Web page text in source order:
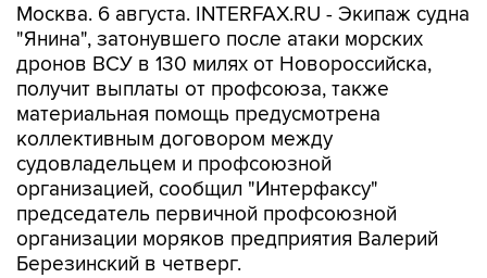
Москва. 6 августа. INTERFAX.RU - Экипаж судна
"Янина", затонувшего после атаки морских
дронов ВСУ в 130 милях от Новороссийска,
получит выплаты от профсоюза, также
материальная помощь предусмотрена
коллективным договором между
судовладельцем и профсоюзной
организацией, сообщил "Интерфаксу"
председатель первичной профсоюзной
организации моряков предприятия Валерий
Березинский в четверг.